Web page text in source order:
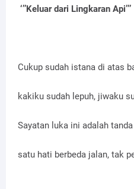
‘’’Keluar dari Lingkaran Api’’’
Cukup sudah istana di atas
kakiku sudah lepuh, jiwaku
Sayatan luka ini adalah
satu hati berbeda jalan, tak